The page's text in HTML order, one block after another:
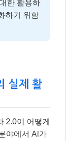
야에서 AI가
요.
(텍스트),
(비디오)
상황에 직
든 데이터